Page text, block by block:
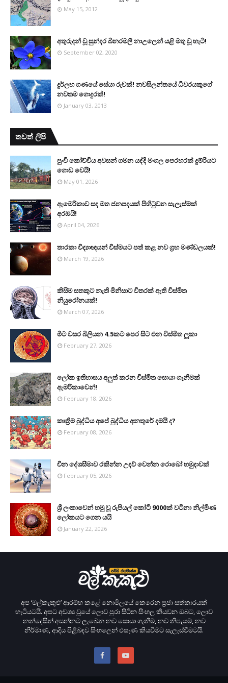
May 15, 2012
අතුරුදන් වූ සුන්දර බිනරමලී නාඋ‍ලෙන් යළි මතු වූ හැටි!
September 02, 2020
දුර්ලභ ගණයේ සේයා රුවක්! නවසීලන්තයේ ධීවරයකුගේ
නවතම ගොදුරක්!
January 03, 2013
තවත් ලිපි
පුංචි කෝච්චිය අවසන් ගමන යද්දී මංගල පෙරහරක් දුම්රියට
ගොඩ වෙයි!
May 01, 2026
ඇමෙරිකාව සඳ මත ජනපදයක් පිහිටුවන සැලැස්මක්
අරඹයි!
April 04, 2026
තාරකා විද්‍යාඥයන් විස්මයට පත් කළ නව ග්‍රහ මණ්ඩලයක්!
March 19, 2026
කිසිම සතකුට නැති මිනිසාට විතරක් ඇති විස්මිත
නියුරෝනයක්!
March 07, 2026
මීට වසර බිලියන 4.5කට පෙර සිට එන විස්මිත ලූකා
February 27, 2026
ලෝක ඉතිහාසය අලුත් කරන විස්මිත සොයා ගැනීමක්
ඇමරිකාවෙන්!
February 18, 2026
කෘත්‍රිම බුද්ධිය අපේ බුද්ධිය අනතුරේ දමයි ද?
February 08, 2026
චීන දේශසීමාව රකින්න උදව් වෙන්න රොබෝ හමුදාවක්
February 05, 2026
ශ්‍රී ලංකාවෙන් හමු වූ රුපියල් කෝටි 9000ක් වටිනා නිල්මිණ
ලෝකයට ගෙන යයි
January 22, 2026
අප ‘මල්කැකුළු’ ආරම්භ කළේ නොමිලයේ කෙරෙන ප‍්‍රජා සත්කාරයක්
හැටියටයි. අපට අවශ්‍ය වූයේ ලොව පුරා සිටින සිංහල කියවන ඔබට, ලොව
නන්දෙසින් අසන්නට ලැබෙන නව සොයා ගැනීම්, නව නිපැයුම්, නව
නිර්මාණ, ආදිය පිළිබඳව සිංහලෙන් එසැණ කියවීමට සැලැස්වීමටයි.